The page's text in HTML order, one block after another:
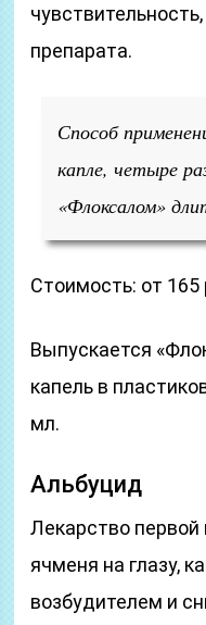
препарата.
Способ
капле, четыре
«Флоксалом»
Стоимость: от 165
Выпускается
капель в
мл.
Альбуцид
Лекарство
ячменя на глазу,
возбудителем и